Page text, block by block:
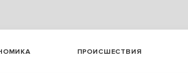
ПРОИСШЕСТВИЯ